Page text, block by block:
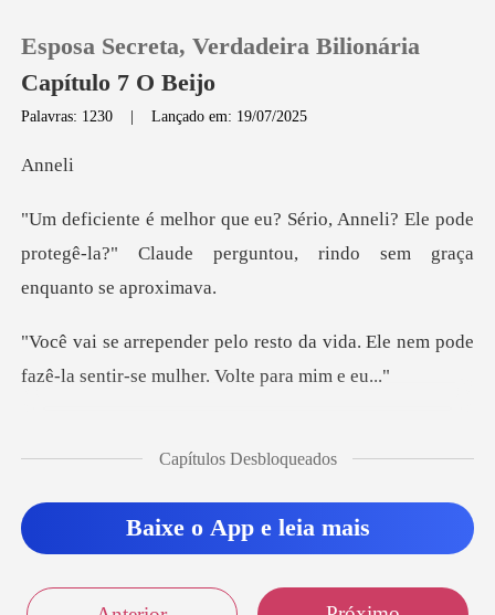
Loja
Histórico
Esposa Secreta, Verdadeira Bilionária
Capítulo 7 O Beijo
Palavras: 1230 |Lançado em: 19/07/2025
ne
eli? Ele pode
protegê-la?" Claude pergunto
da vida. Ele nem pode
fazê-la senti
quer ouvir histórias sobre nossa consumação?"
Capítulos Desbloqueados
Baixe o App e leia mais